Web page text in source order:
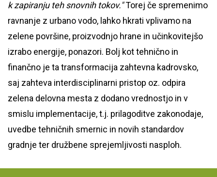
k zapiranju teh snovnih tokov."Torej če spremenimo
ravnanje z urbano vodo, lahko hkrati vplivamo na
zelene površine, proizvodnjo hrane in učinkovitejšo
izrabo energije, ponazori. Bolj kot tehnično in
finančno je ta transformacija zahtevna kadrovsko,
saj zahteva interdisciplinarni pristop oz. odpira
zelena delovna mesta z dodano vrednostjo in v
smislu implementacije, t.j. prilagoditve zakonodaje,
uvedbe tehničnih smernic in novih standardov
gradnje ter družbene sprejemljivosti nasploh.